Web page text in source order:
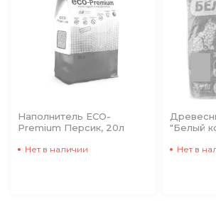
Наполнитель ECO-
Premium Персик, 20л
Нет в наличии
"Белый
Нет в